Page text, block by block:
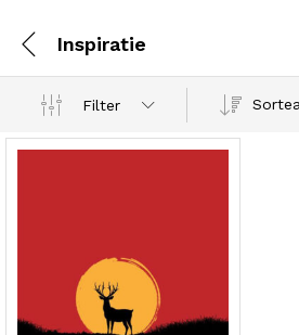
Inspiratie
Filter